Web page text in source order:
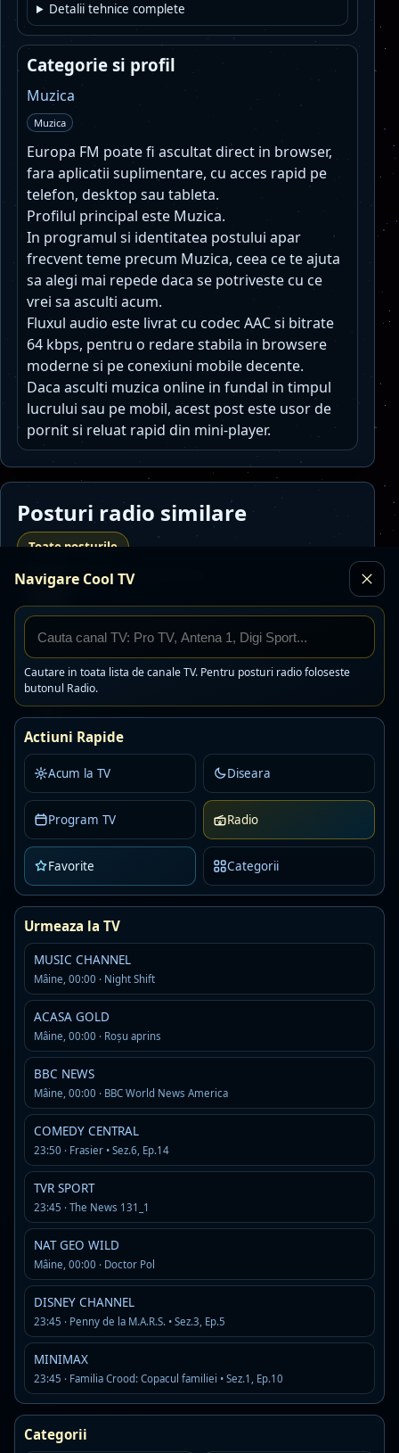
Navigare Cool TV
Cautare in toata lista de canale TV. Pentru posturi radio foloseste
butonul Radio.
Actiuni Rapide
Acum la TV Diseara
Program TV Radio
Favorite Categorii
Urmeaza la TV
MUSIC CHANNEL
Mâine, 00:00 · Night Shift
ACASA GOLD
Mâine, 00:00 · Roşu aprins
BBC NEWS
Mâine, 00:00 · BBC World News America
COMEDY CENTRAL
23:50 · Frasier • Sez.6, Ep.14
TVR SPORT
23:45 · The News 131_1
NAT GEO WILD
Mâine, 00:00 · Doctor Pol
DISNEY CHANNEL
23:45 · Penny de la M.A.R.S. • Sez.3, Ep.5
MINIMAX
23:45 · Familia Crood: Copacul familiei • Sez.1, Ep.10
Categorii
Detalii tehnice complete
Categorie si profil
Muzica
Muzica
Europa FM poate fi ascultat direct in browser,
fara aplicatii suplimentare, cu acces rapid pe
telefon, desktop sau tableta.
Profilul principal este Muzica.
In programul si identitatea postului apar
frecvent teme precum Muzica, ceea ce te ajuta
sa alegi mai repede daca se potriveste cu ce
vrei sa asculti acum.
Fluxul audio este livrat cu codec AAC si bitrate
64 kbps, pentru o redare stabila in browsere
moderne si pe conexiuni mobile decente.
Daca asculti muzica online in fundal in timpul
lucrului sau pe mobil, acest post este usor de
pornit si reluat rapid din mini-player.
Posturi radio similare
Toate posturile
Radio Petrecaretzu
petrecere populara
manele
Asculta
Detalii
Kiss Fm Ro
AAC · 80 kbps
romanian pop
Asculta
Detalii
One FM Dance
AAC · 88 kbps
Asculta
Digi24FM
MP3
Asculta Detalii
Rock Fm Hard Rock
AAC · 80 kbps
classic rock
Asculta
Detalii
R
RADIO Petrecere
MP3 · 128 kbps
manele si petrecere
Asculta
Detalii
Super FM
MP3 · 192 kbps
Live
Asculta Detalii
D
DJ Radio Romania
MP3 · 128 kbps
Asculta
Detalii